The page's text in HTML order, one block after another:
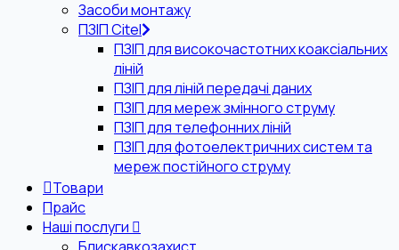
Засоби монтажу
ПЗІП Citel
ПЗІП для високочастотних коаксіальних
ліній
ПЗІП для ліній передачі даних
ПЗІП для мереж змінного струму
ПЗІП для телефонних ліній
ПЗІП для фотоелектричних систем та
мереж постійного струму
Товари
Прайс
Наші послуги